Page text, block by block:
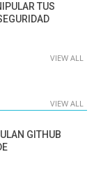
TUS
VIEW ALL
VIEW ALL
GITHUB